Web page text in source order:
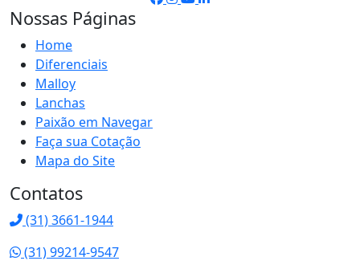
Nossas Páginas
Home
Diferenciais
Malloy
Lanchas
Paixão em Navegar
Faça sua Cotação
Mapa do Site
Contatos
(31) 3661-1944
(31) 99214-9547